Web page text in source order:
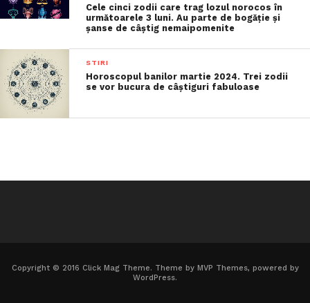
Cele cinci zodii care trag lozul norocos în
următoarele 3 luni. Au parte de bogăție și
șanse de câștig nemaipomenite
STIRI
Horoscopul banilor martie 2024. Trei zodii
se vor bucura de câștiguri fabuloase
Copyright © 2016 Click Mag Theme. Theme by MVP Themes, powered by
WordPress.